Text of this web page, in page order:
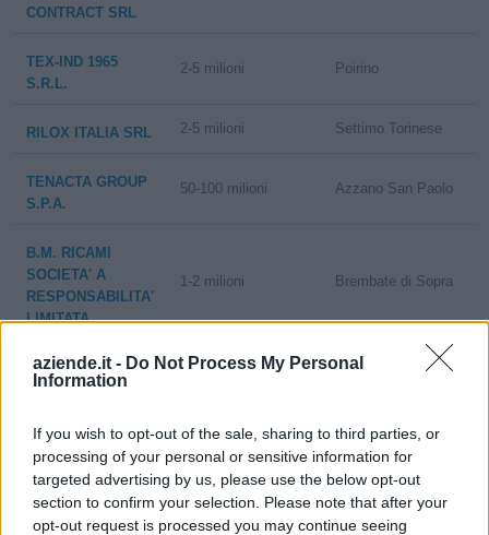
aziende.it - Do Not Process My Personal
Information
If you wish to opt-out of the sale, sharing to third parties, or
processing of your personal or sensitive information for
targeted advertising by us, please use the below opt-out
section to confirm your selection. Please note that after your
opt-out request is processed you may continue seeing
CONTRACT SRL
TEX-IND 1965
S.R.L.
2-5 milioni Poirino
RILOX ITALIA SRL 2-5 milioni Settimo Torinese
TENACTA GROUP
S.P.A.
50-100 milioni Azzano San Paolo
B.M. RICAMI
SOCIETA' A
RESPONSABILITA'
LIMITATA
1-2 milioni Brembate di Sopra
ONDA BLU
TEXTILE S.R.L.
1-2 milioni Casnigo
ROYALTEX S.R.L. 10-25 milioni Casnigo
COTONIFICIO
ZAMBAITI S.R.L.
10-25 milioni Cene